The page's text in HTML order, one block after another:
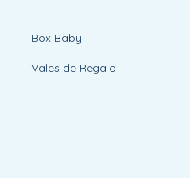
Box Baby
Vales de Regalo